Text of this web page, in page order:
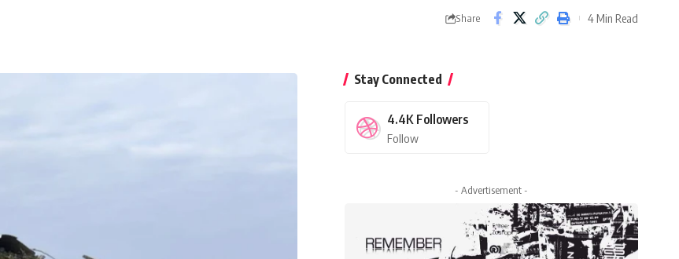
Share 4 Min Read
Stay Connected
4.4K Followers
Follow
- Advertisement -